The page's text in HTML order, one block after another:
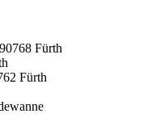
Fürth
Fürth